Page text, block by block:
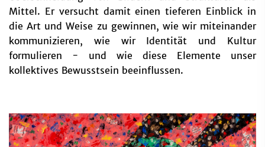
Mittel. Er versucht damit einen tieferen Einblick in
die Art und Weise zu gewinnen, wie wir miteinander
kommunizieren, wie wir Identität und Kultur
formulieren - und wie diese Elemente unser
kollektives Bewusstsein beeinflussen.